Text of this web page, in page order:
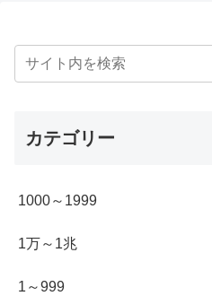
カテゴリー
1000～1999
1万～1兆
1～999